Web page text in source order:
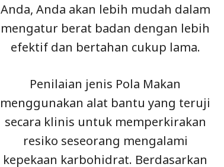
Anda, Anda akan lebih mudah dalam
mengatur berat badan dengan lebih
efektif dan bertahan cukup lama.
Penilaian jenis Pola Makan
menggunakan alat bantu yang teruji
secara klinis untuk memperkirakan
resiko seseorang mengalami
kepekaan karbohidrat. Berdasarkan